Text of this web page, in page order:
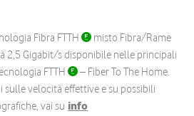
Fibra FTTH
misto Fibra/Rame
2,5 Gigabit/s disponibile nelle principali
FTTH
– Fiber To The Home.
sulle velocità effettive e su possibili
vai su info